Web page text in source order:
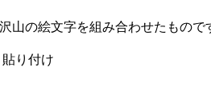
山の絵文字を組み合わせたもの
り付け